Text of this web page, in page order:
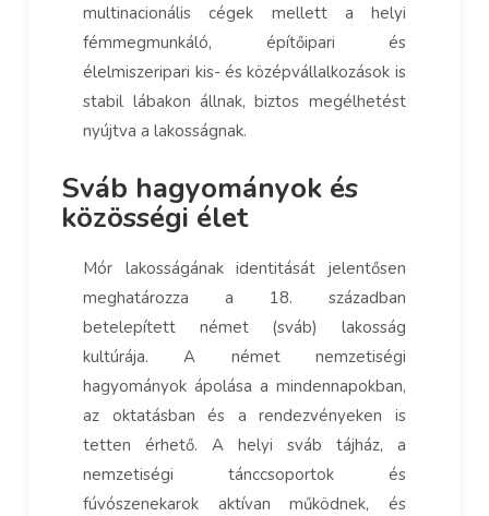
multinacionális cégek mellett a helyi
fémmegmunkáló, építőipari és
élelmiszeripari kis- és középvállalkozások is
stabil lábakon állnak, biztos megélhetést
nyújtva a lakosságnak.
Sváb hagyományok és
közösségi élet
Mór lakosságának identitását jelentősen
meghatározza a 18. században
betelepített német (sváb) lakosság
kultúrája. A német nemzetiségi
hagyományok ápolása a mindennapokban,
az oktatásban és a rendezvényeken is
tetten érhető. A helyi sváb tájház, a
nemzetiségi tánccsoportok és
fúvószenekarok aktívan működnek, és